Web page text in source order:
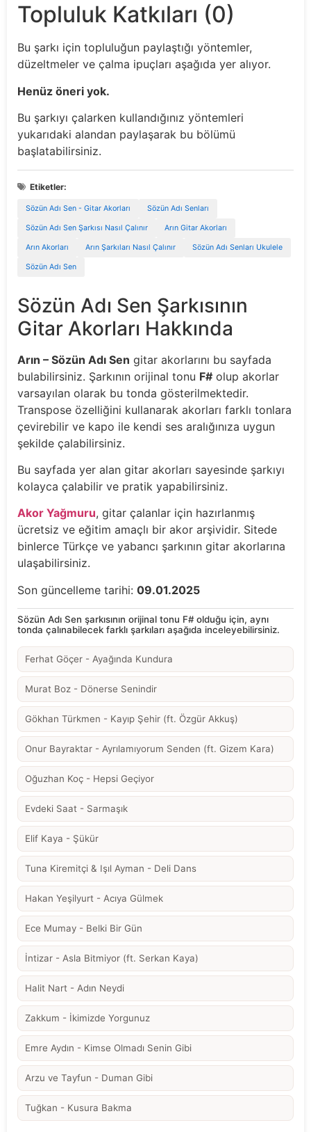
Topluluk Katkıları (0)
Bu şarkı için topluluğun paylaştığı yöntemler,
düzeltmeler ve çalma ipuçları aşağıda yer alıyor.
Henüz öneri yok.
Bu şarkıyı çalarken kullandığınız yöntemleri
yukarıdaki alandan paylaşarak bu bölümü
başlatabilirsiniz.
Etiketler:
Sözün Adı Sen - Gitar Akorları Sözün Adı Senları
Sözün Adı Sen Şarkısı Nasıl Çalınır Arın Gitar Akorları
Arın Akorları Arın Şarkıları Nasıl Çalınır Sözün Adı Senları Ukulele
Sözün Adı Sen
Sözün Adı Sen Şarkısının
Gitar Akorları Hakkında
Arın – Sözün Adı Sen gitar akorlarını bu sayfada
bulabilirsiniz. Şarkının orijinal tonu F# olup akorlar
varsayılan olarak bu tonda gösterilmektedir.
Transpose özelliğini kullanarak akorları farklı tonlara
çevirebilir ve kapo ile kendi ses aralığınıza uygun
şekilde çalabilirsiniz.
Bu sayfada yer alan gitar akorları sayesinde şarkıyı
kolayca çalabilir ve pratik yapabilirsiniz.
Akor Yağmuru, gitar çalanlar için hazırlanmış
ücretsiz ve eğitim amaçlı bir akor arşividir. Sitede
binlerce Türkçe ve yabancı şarkının gitar akorlarına
ulaşabilirsiniz.
Son güncelleme tarihi: 09.01.2025
Sözün Adı Sen şarkısının orijinal tonu F# olduğu için, aynı
tonda çalınabilecek farklı şarkıları aşağıda inceleyebilirsiniz.
Ferhat Göçer - Ayağında Kundura
Murat Boz - Dönerse Senindir
Gökhan Türkmen - Kayıp Şehir (ft. Özgür Akkuş)
Onur Bayraktar - Ayrılamıyorum Senden (ft. Gizem Kara)
Oğuzhan Koç - Hepsi Geçiyor
Evdeki Saat - Sarmaşık
Elif Kaya - Şükür
Tuna Kiremitçi & Işıl Ayman - Deli Dans
Hakan Yeşilyurt - Acıya Gülmek
Ece Mumay - Belki Bir Gün
İntizar - Asla Bitmiyor (ft. Serkan Kaya)
Halit Nart - Adın Neydi
Zakkum - İkimizde Yorgunuz
Emre Aydın - Kimse Olmadı Senin Gibi
Arzu ve Tayfun - Duman Gibi
Tuğkan - Kusura Bakma